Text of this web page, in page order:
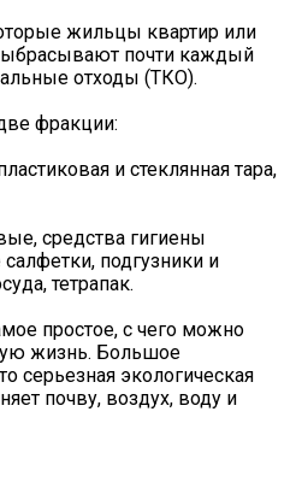
жильцы квартир или
почти каждый
отходы (ТКО).
фракции:
и стеклянная тара,
средства гигиены
подгузники и
тетрапак.
простое, с чего можно
жизнь. Большое
серьезная экологическая
почву, воздух, воду и